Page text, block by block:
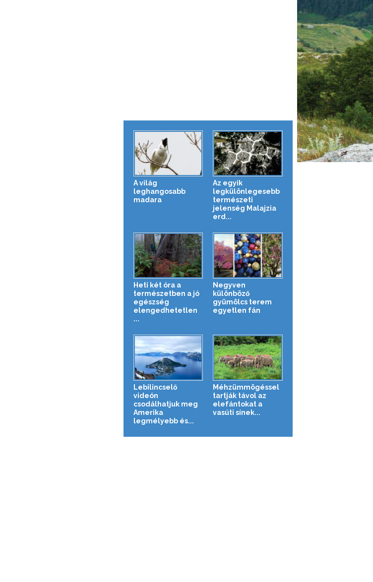
A világ
leghangosabb
madara
Az egyik
legkülönlegesebb
természeti
jelenség Malajzia
erd...
Heti két óra a
természetben a jó
egészség
elengedhetetlen
...
Negyven
különböző
gyümölcs terem
egyetlen fán
Lebilincselő
videón
csodálhatjuk meg
Amerika
legmélyebb és...
Méhzümmögéssel
tartják távol az
elefántokat a
vasúti sínek...